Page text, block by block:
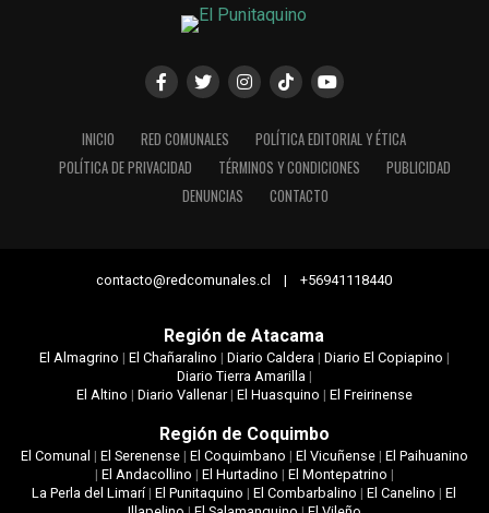
INICIO RED COMUNALES
POLÍTICA EDITORIAL Y ÉTICA
POLÍTICA DE PRIVACIDAD
TÉRMINOS Y CONDICIONES
PUBLICIDAD
DENUNCIAS
CONTACTO
contacto@redcomunales.cl | +56941118440
Región de Atacama
El Almagrino | El Chañaralino | Diario Caldera | Diario El Copiapino |
Diario Tierra Amarilla |
El Altino | Diario Vallenar| El Huasquino | El Freirinense
Región de Coquimbo
El Comunal | El Serenense| El Coquimbano | El Vicuñense| El Paihuanino
| El Andacollino | El Hurtadino | El Montepatrino |
La Perla del Limarí|El Punitaquino |El Combarbalino |El Canelino |El